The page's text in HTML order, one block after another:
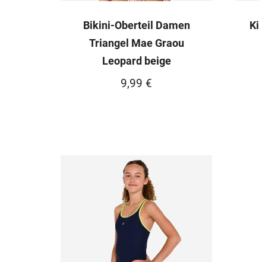
Bikini-Oberteil Damen
Triangel Mae Graou
Leopard beige
9,99 €